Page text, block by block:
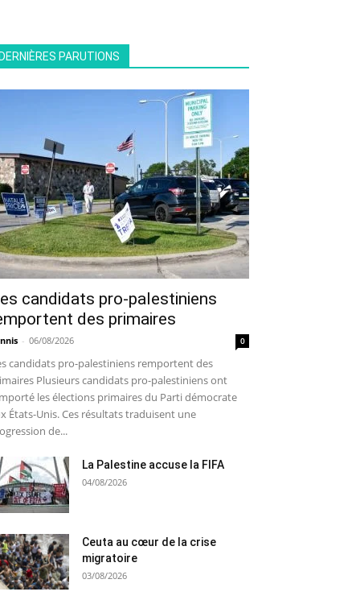
DERNIÈRES PARUTIONS
candidats pro-palestiniens
des primaires
- 06/08/2026 0
candidats pro-palestiniens remportent des
Plusieurs candidats pro-palestiniens ont
les élections primaires du Parti démocrate
États-Unis. Ces résultats traduisent une
de...
La Palestine accuse la FIFA
04/08/2026
Ceuta au cœur de la crise
migratoire
03/08/2026